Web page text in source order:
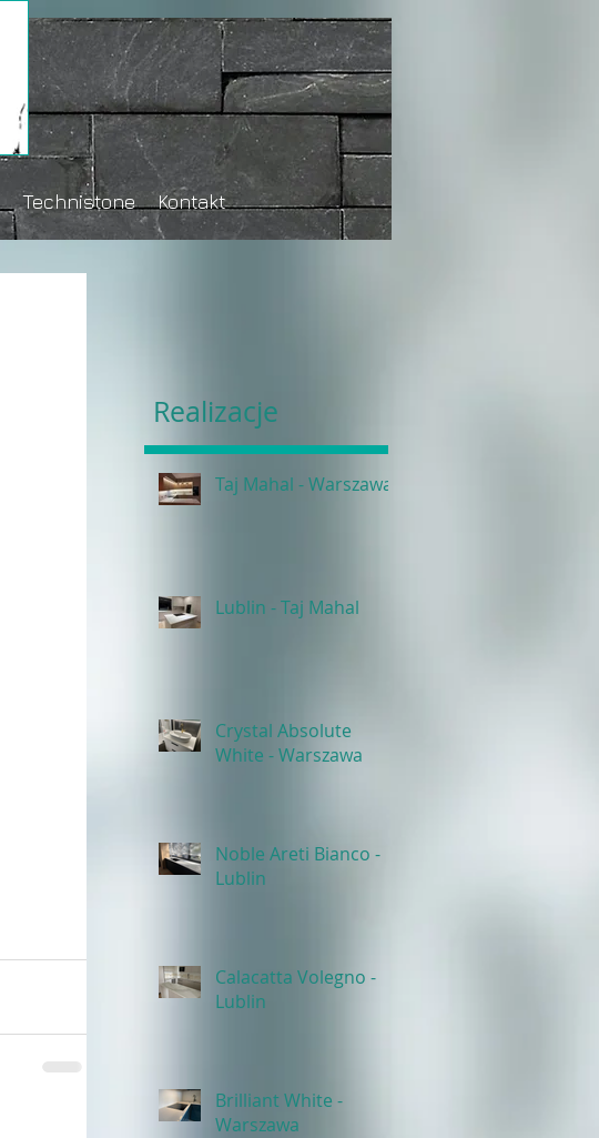
Technistone Kontakt
Realizacje
Taj Mahal - Warszawa
Lublin - Taj Mahal
Crystal Absolute
White - Warszawa
Noble Areti Bianco -
Lublin
Calacatta Volegno -
Lublin
Brilliant White -
Warszawa